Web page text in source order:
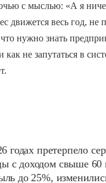
с мыслью: «А я
движется весь год,
нужно знать
как не запутаться в
годах претерпело
доходом свыше 60
до 25%,